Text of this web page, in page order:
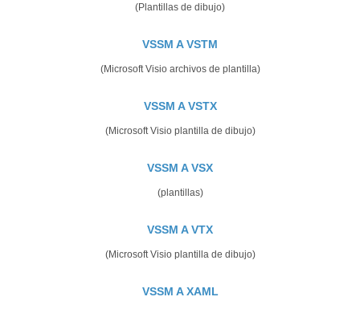
(Plantillas de dibujo)
VSSM A VSTM
(Microsoft Visio archivos de plantilla)
VSSM A VSTX
(Microsoft Visio plantilla de dibujo)
VSSM A VSX
(plantillas)
VSSM A VTX
(Microsoft Visio plantilla de dibujo)
VSSM A XAML